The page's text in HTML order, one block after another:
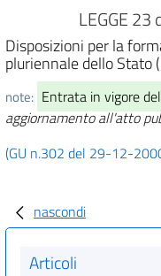
LEGGE
Disposizioni per la
pluriennale dello Stato
note: Entrata in vigore
aggiornamento all'atto
(GU n.302 del 29-12-
nascondi
Articoli